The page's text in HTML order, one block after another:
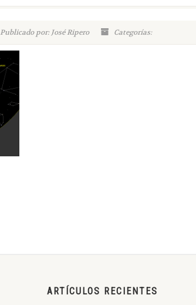
Publicado por: José Ripero Categorías:
ARTÍCULOS RECIENTES